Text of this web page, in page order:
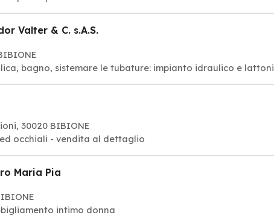
Valter & C. s.A.S.
bagno, sistemare le tubature: impianto idraulico e lattoni
30020 BIBIONE
occhiali - vendita al dettaglio
Maria Pia
intimo donna